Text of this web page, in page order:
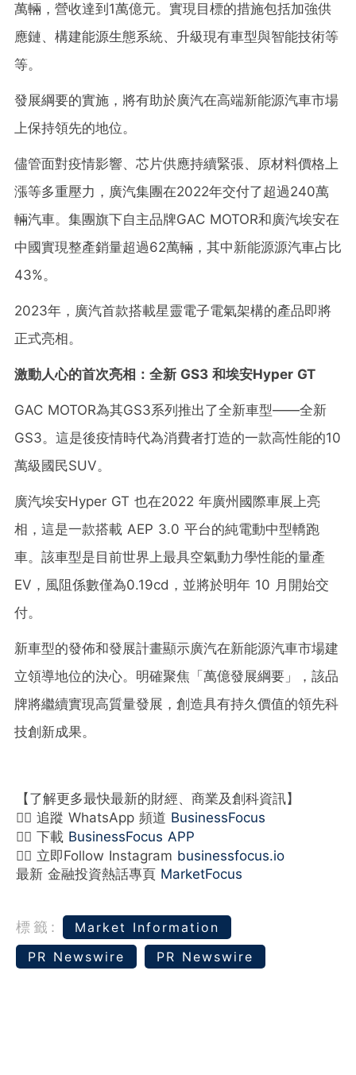
萬輛，營收達到1萬億元。實現目標的措施包括加強供
應鏈、構建能源生態系統、升級現有車型與智能技術等
等。
發展綱要的實施，將有助於廣汽在高端新能源汽車市場
上保持領先的地位。
儘管面對疫情影響、芯片供應持續緊張、原材料價格上
漲等多重壓力，廣汽集團在2022年交付了超過240萬
輛汽車。集團旗下自主品牌GAC MOTOR和廣汽埃安在
中國實現整產銷量超過62萬輛，其中新能源源汽車占比
43%。
2023年，廣汽首款搭載星靈電子電氣架構的產品即將
正式亮相。
激動人心的首次亮相：全新 GS3 和埃安Hyper GT
GAC MOTOR為其GS3系列推出了全新車型——全新
GS3。這是後疫情時代為消費者打造的一款高性能的10
萬級國民SUV。
廣汽埃安Hyper GT 也在2022 年廣州國際車展上亮
相，這是一款搭載 AEP 3.0 平台的純電動中型轎跑
車。該車型是目前世界上最具空氣動力學性能的量產
EV，風阻係數僅為0.19cd，並將於明年 10 月開始交
付。
新車型的發佈和發展計畫顯示廣汽在新能源汽車市場建
立領導地位的決心。明確聚焦「萬億發展綱要」，該品
牌將繼續實現高質量發展，創造具有持久價值的領先科
技創新成果。
【了解更多最快最新的財經、商業及創科資訊】
👉🏻 追蹤 WhatsApp 頻道 BusinessFocus
👉🏻 下載 BusinessFocus APP
👉🏻 立即Follow Instagram businessfocus.io
最新 金融投資熱話專頁 MarketFocus
標籤:
Market Information
PR Newswire
PR Newswire